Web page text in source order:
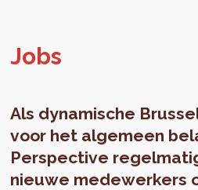
Jobs
Als dynamische
voor het algemeen
Perspective
nieuwe medewerkers